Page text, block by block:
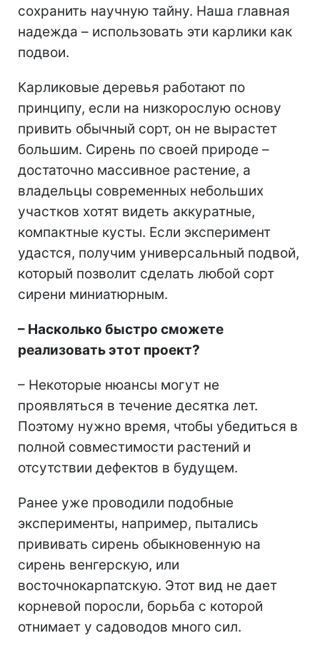
сохранить научную тайну. Наша главная
надежда – использовать эти карлики как
подвои.
Карликовые деревья работают по
принципу, если на низкорослую основу
привить обычный сорт, он не вырастет
большим. Сирень по своей природе –
достаточно массивное растение, а
владельцы современных небольших
участков хотят видеть аккуратные,
компактные кусты. Если эксперимент
удастся, получим универсальный подвой,
который позволит сделать любой сорт
сирени миниатюрным.
– Насколько быстро сможете
реализовать этот проект?
– Некоторые нюансы могут не
проявляться в течение десятка лет.
Поэтому нужно время, чтобы убедиться в
полной совместимости растений и
отсутствии дефектов в будущем.
Ранее уже проводили подобные
эксперименты, например, пытались
прививать сирень обыкновенную на
сирень венгерскую, или
восточнокарпатскую. Этот вид не дает
корневой поросли, борьба с которой
отнимает у садоводов много сил.